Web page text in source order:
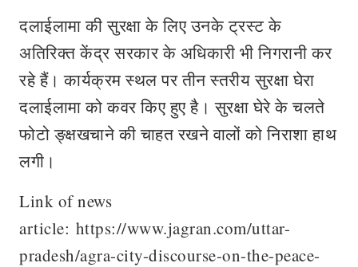
दलाईलामा की सुरक्षा के लिए उनके ट्रस्ट के
अतिरिक्त केंद्र सरकार के अधिकारी भी निगरानी कर
रहे हैं। कार्यक्रम स्थल पर तीन स्तरीय सुरक्षा घेरा
दलाईलामा को कवर किए हुए है। सुरक्षा घेरे के चलते
फोटो ङ्क्षखचाने की चाहत रखने वालों को निराशा हाथ
लगी।
Link of news
article: https://www.jagran.com/uttar-
pradesh/agra-city-discourse-on-the-peace-